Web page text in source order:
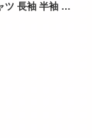
ツ 長袖 半袖 重
体型カバー【
】シースルー